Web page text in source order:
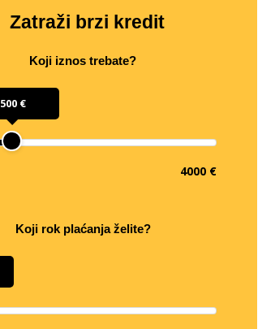
Zatraži brzi kredit
Koji iznos trebate?
500 €
4000 €
Koji rok plaćanja želite?